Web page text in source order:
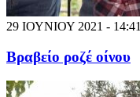
29 ΙΟΥΝΙΟΥ 2021 - 14:41
Βραβείο ροζέ οίνου